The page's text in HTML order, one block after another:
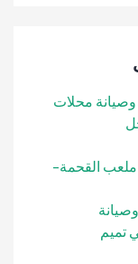
محلات
القحمة-
تميم